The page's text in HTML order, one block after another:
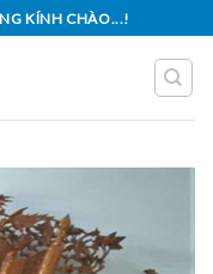
KÍNH CHÀO...!